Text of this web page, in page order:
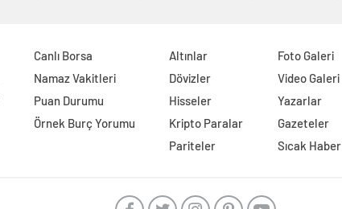
Canlı Borsa
Namaz Vakitleri
Puan Durumu
Örnek Burç Yorumu
Altınlar
Dövizler
Hisseler
Kripto Paralar
Pariteler
Foto Galeri
Video Galeri
Yazarlar
Gazeteler
Sıcak Haber